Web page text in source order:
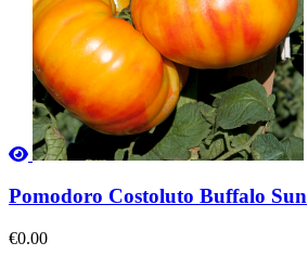
Pomodoro Costoluto Buffalo Sun
€0.00